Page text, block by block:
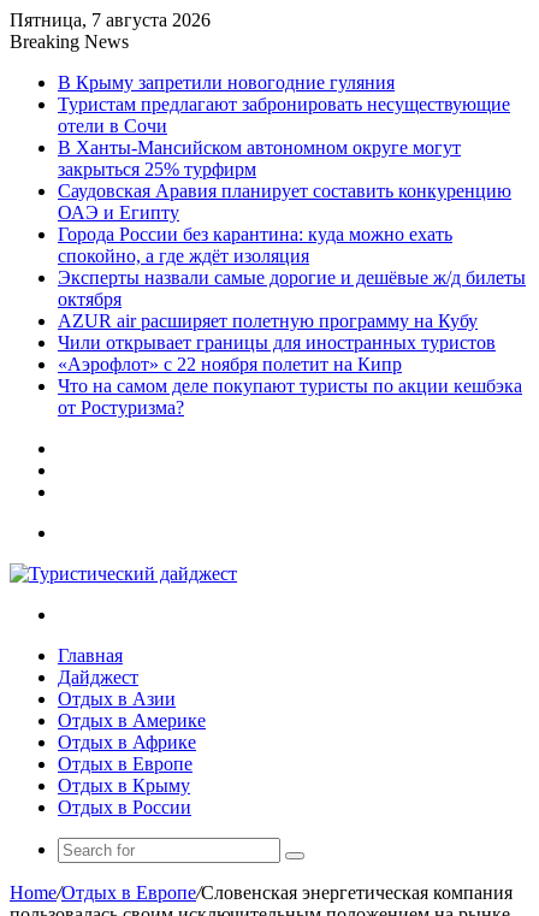
Пятница, 7 августа 2026
Breaking News
В Крыму запретили новогодние гуляния
Туристам предлагают забронировать несуществующие
отели в Сочи
В Ханты-Мансийском автономном округе могут
закрыться 25% турфирм
Саудовская Аравия планирует составить конкуренцию
ОАЭ и Египту
Города России без карантина: куда можно ехать
спокойно, а где ждёт изоляция
Эксперты назвали самые дорогие и дешёвые ж/д билеты
октября
AZUR air расширяет полетную программу на Кубу
Чили открывает границы для иностранных туристов
«Аэрофлот» с 22 ноября полетит на Кипр
Что на самом деле покупают туристы по акции кешбэка
от Ростуризма?
Главная
Дайджест
Отдых в Азии
Отдых в Америке
Отдых в Африке
Отдых в Европе
Отдых в Крыму
Отдых в России
Search
Home/Отдых в Европе/Словенская энергетическая компания